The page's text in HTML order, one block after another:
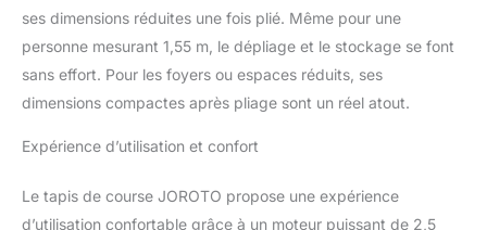
ses dimensions réduites une fois plié. Même pour une
personne mesurant 1,55 m, le dépliage et le stockage se font
sans effort. Pour les foyers ou espaces réduits, ses
dimensions compactes après pliage sont un réel atout.
Expérience d’utilisation et confort
Le tapis de course JOROTO propose une expérience
d’utilisation confortable grâce à un moteur puissant de 2,5